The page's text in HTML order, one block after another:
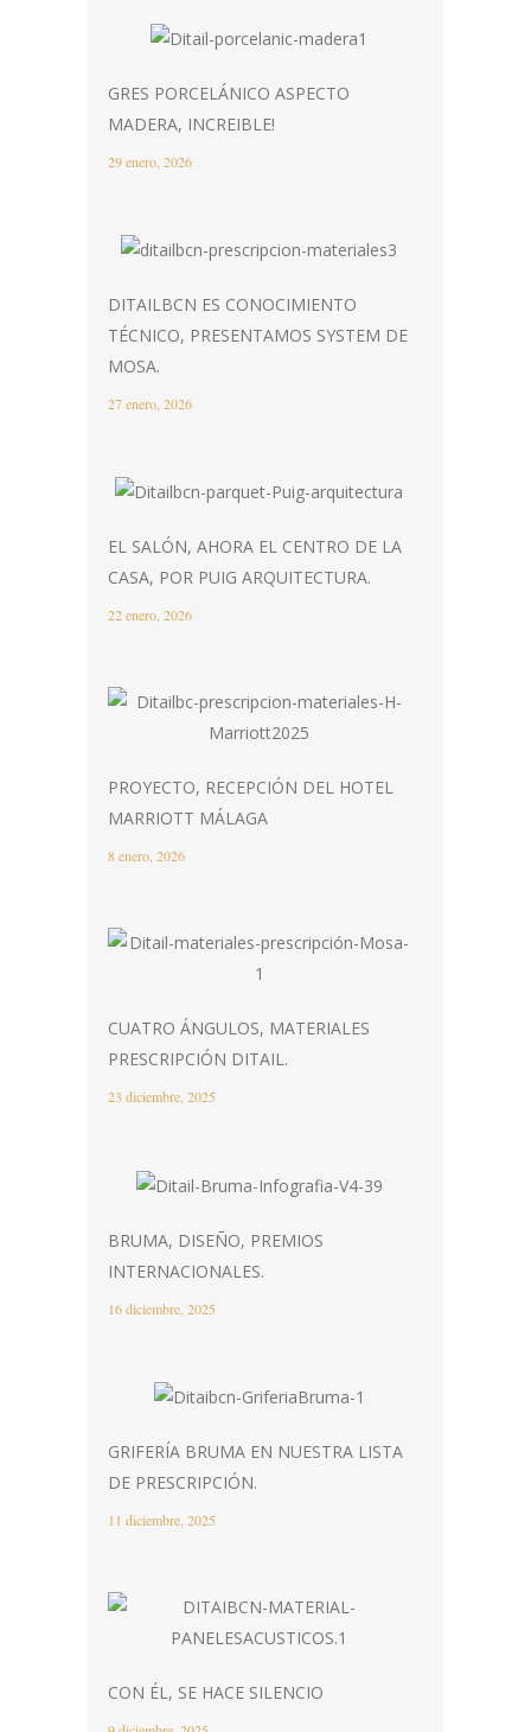
GRES PORCELÁNICO ASPECTO
MADERA, INCREIBLE!
29 enero, 2026
DITAILBCN ES CONOCIMIENTO
TÉCNICO, PRESENTAMOS SYSTEM DE
MOSA.
27 enero, 2026
EL SALÓN, AHORA EL CENTRO DE LA
CASA, POR PUIG ARQUITECTURA.
22 enero, 2026
PROYECTO, RECEPCIÓN DEL HOTEL
MARRIOTT MÁLAGA
8 enero, 2026
CUATRO ÁNGULOS, MATERIALES
PRESCRIPCIÓN DITAIL.
23 diciembre, 2025
BRUMA, DISEÑO, PREMIOS
INTERNACIONALES.
16 diciembre, 2025
GRIFERÍA BRUMA EN NUESTRA LISTA
DE PRESCRIPCIÓN.
11 diciembre, 2025
CON ÉL, SE HACE SILENCIO